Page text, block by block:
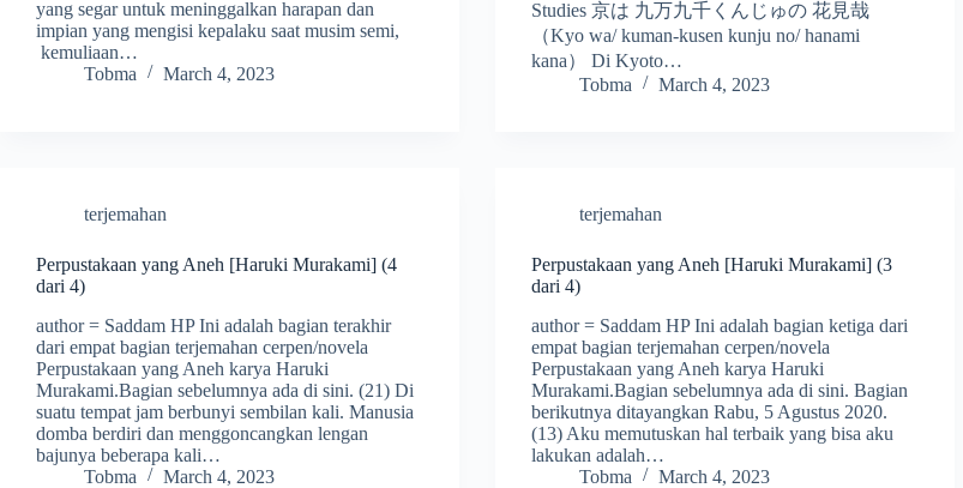
yang segar untuk meninggalkan harapan dan
impian yang mengisi kepalaku saat musim semi,
kemuliaan…
Tobma
March 4, 2023
Studies 京は 九万九千くんじゅの 花見哉
（Kyo wa/ kuman-kusen kunju no/ hanami
kana） Di Kyoto…
Tobma
March 4, 2023
terjemahan
Perpustakaan yang Aneh [Haruki Murakami] (4
dari 4)
author = Saddam HP Ini adalah bagian terakhir
dari empat bagian terjemahan cerpen/novela
Perpustakaan yang Aneh karya Haruki
Murakami.Bagian sebelumnya ada di sini. (21) Di
suatu tempat jam berbunyi sembilan kali. Manusia
domba berdiri dan menggoncangkan lengan
bajunya beberapa kali…
Tobma
March 4, 2023
terjemahan
Perpustakaan yang Aneh [Haruki Murakami] (3
dari 4)
author = Saddam HP Ini adalah bagian ketiga dari
empat bagian terjemahan cerpen/novela
Perpustakaan yang Aneh karya Haruki
Murakami.Bagian sebelumnya ada di sini. Bagian
berikutnya ditayangkan Rabu, 5 Agustus 2020.
(13) Aku memutuskan hal terbaik yang bisa aku
lakukan adalah…
Tobma
March 4, 2023